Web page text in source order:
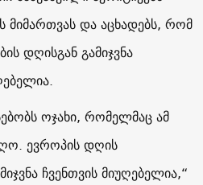
მიმართვას და აცხადებს, რომ
დღისგან გამიჯვნა
ოჯახი, რომელმაც ამ
ევროპის დღის
ჩვენთვის მიუღებელია,“